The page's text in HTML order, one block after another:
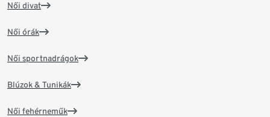
Női divat
Női órák
Női sportnadrágok
Blúzok & Tunikák
Női fehérneműk